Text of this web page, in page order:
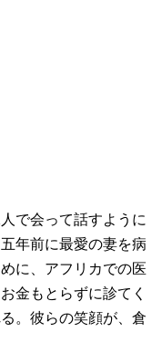
で会って話すように
年前に最愛の妻を病
に、アフリカでの医
金もとらずに診てく
。彼らの笑顔が、倉